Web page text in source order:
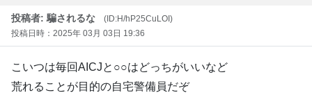
投稿者: 騙されるな
(ID:H/hP25CuLOI)
投稿日時：2025年 03月 03日 19:36
こいつは毎回AICJと○○はどっちがいいなど
荒れることが目的の自宅警備員だぞ